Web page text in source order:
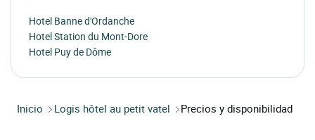
Hotel Banne d'Ordanche
Hotel Station du Mont-Dore
Hotel Puy de Dôme
Inicio Logis hôtel au petit vatel Precios y disponibilidad